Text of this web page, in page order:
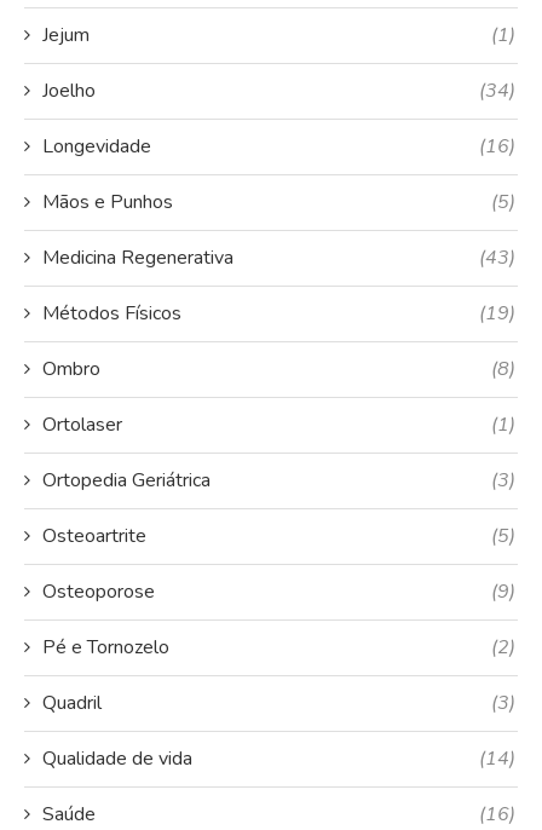
Jejum (1)
Joelho (34)
Longevidade (16)
Mãos e Punhos (5)
Medicina Regenerativa (43)
Métodos Físicos (19)
Ombro (8)
Ortolaser (1)
Ortopedia Geriátrica (3)
Osteoartrite (5)
Osteoporose (9)
Pé e Tornozelo (2)
Quadril (3)
Qualidade de vida (14)
Saúde (16)